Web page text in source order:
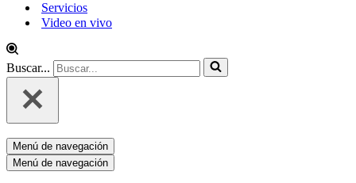
Servicios
Video en vivo
Buscar...
Menú de navegación
Menú de navegación